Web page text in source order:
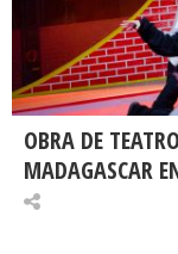
OBRA DE
MADAGASCAR